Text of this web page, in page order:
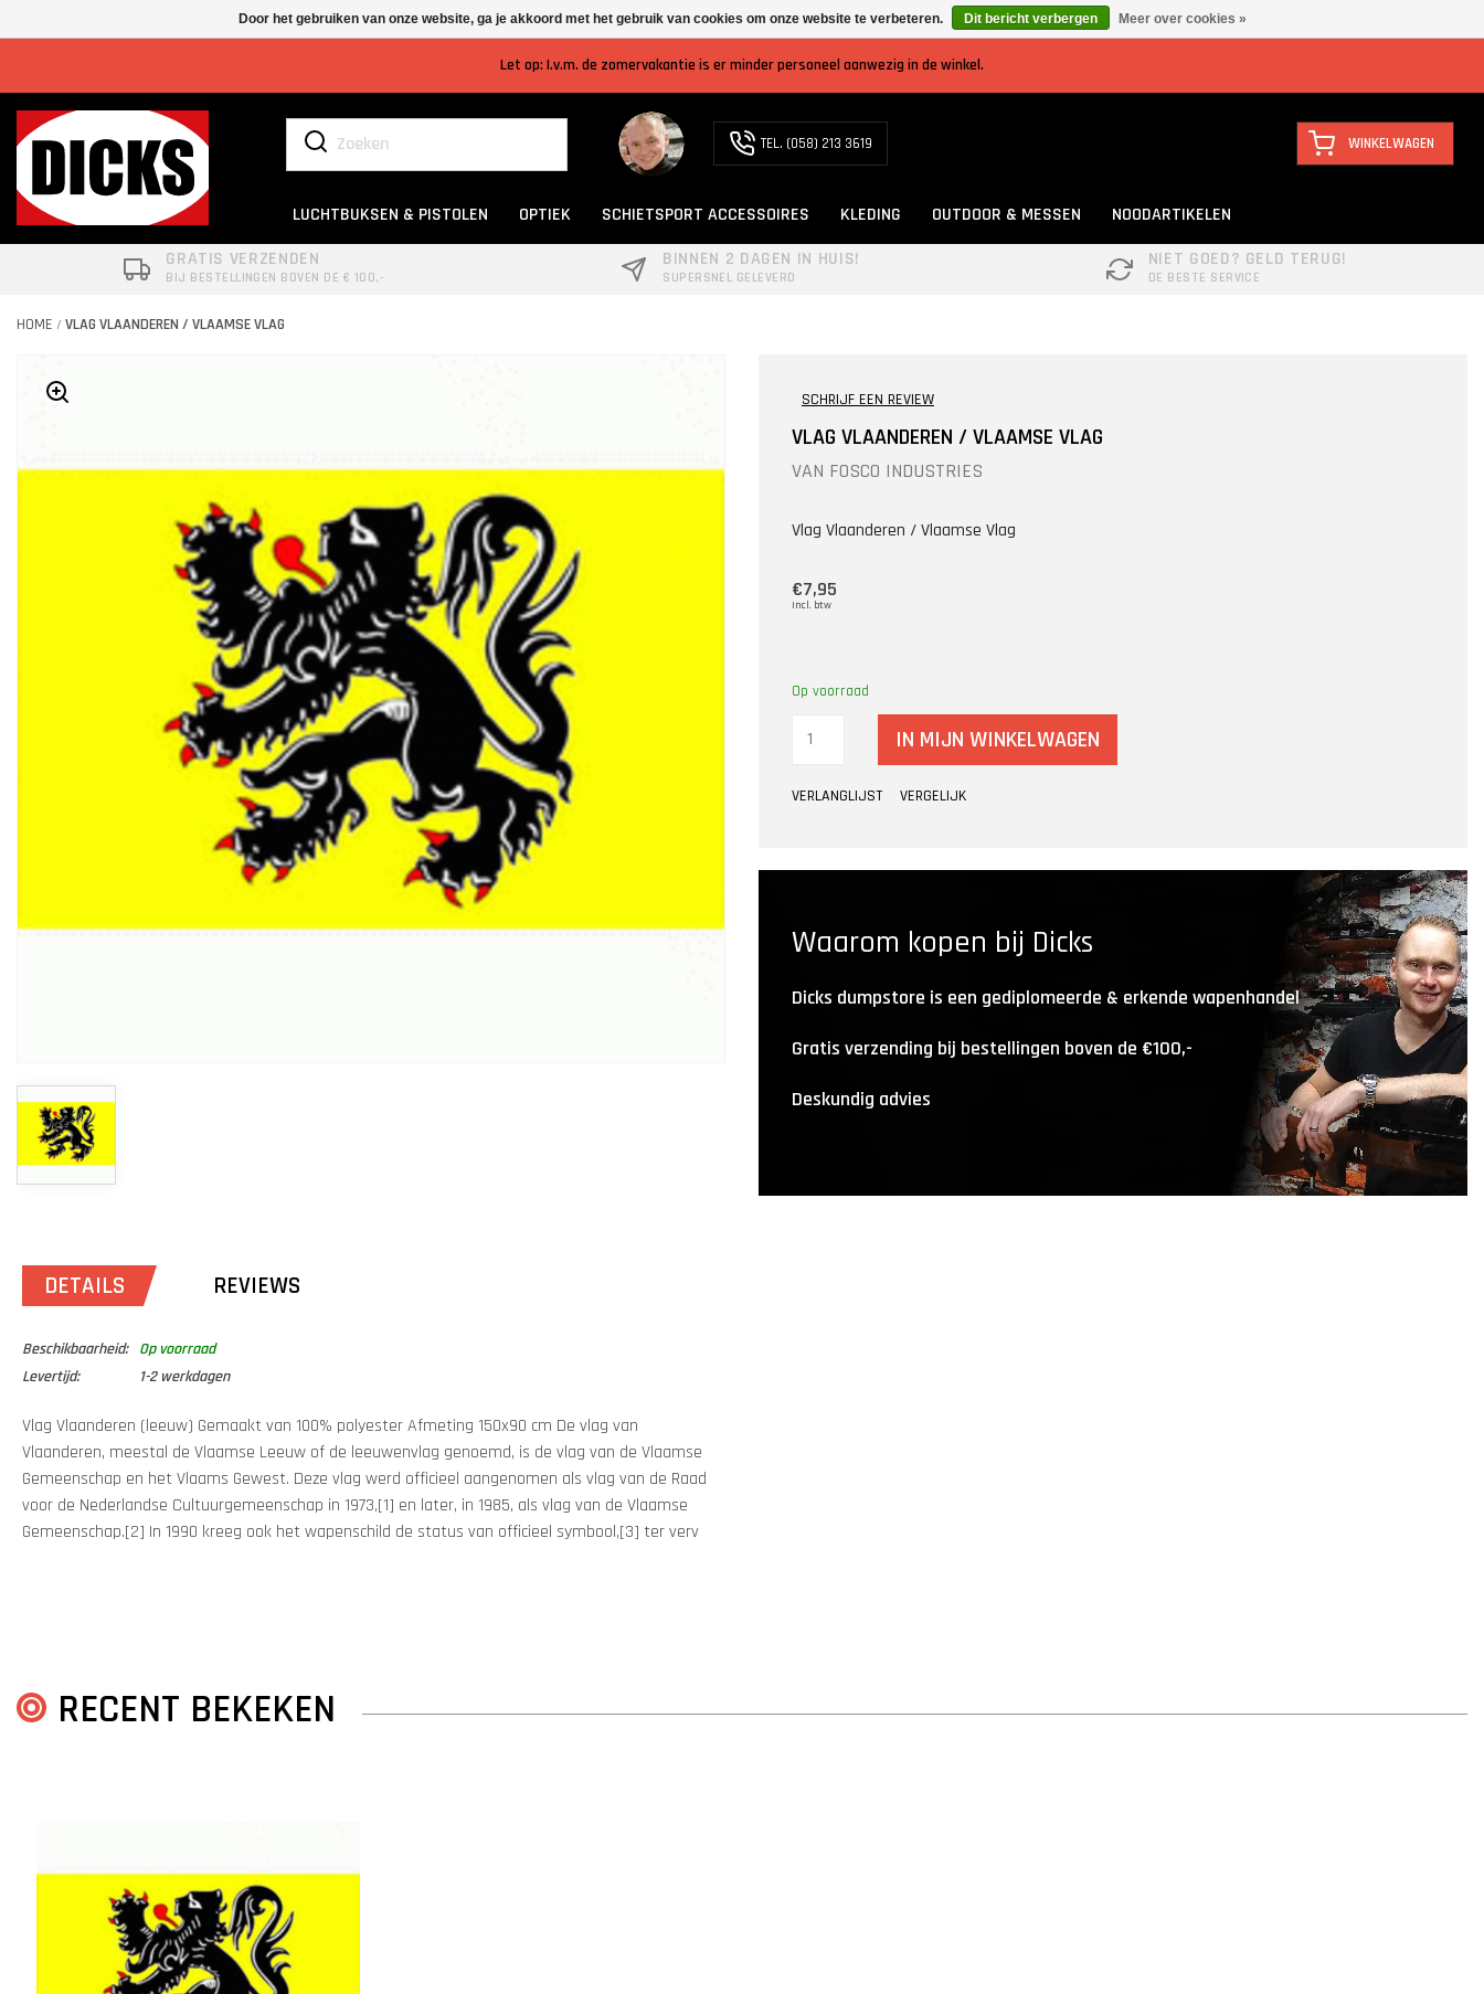
Let op: I.v.m. de zomervakantie is er minder personeel aanwezig in de winkel.
TEL. (058) 213 3619 WINKELWAGEN
LUCHTBUKSEN & PISTOLEN OPTIEK SCHIETSPORT ACCESSOIRES KLEDING OUTDOOR & MESSEN
NOODARTIKELEN
GRATIS VERZENDEN
BIJ BESTELLINGEN BOVEN DE € 100,-
BINNEN 2 DAGEN IN HUIS!
SUPERSNEL GELEVERD
NIET GOED? GELD TERUG!
DE BESTE SERVICE
HOME / VLAG VLAANDEREN / VLAAMSE VLAG
DETAILS REVIEWS
Beschikbaarheid:
Op voorraad
Levertijd:
1-2 werkdagen
Vlag Vlaanderen (leeuw) Gemaakt van 100% polyester Afmeting 150x90 cm De vlag van
Vlaanderen, meestal de Vlaamse Leeuw of de leeuwenvlag genoemd, is de vlag van de Vlaamse
Gemeenschap en het Vlaams Gewest. Deze vlag werd officieel aangenomen als vlag van de Raad
voor de Nederlandse Cultuurgemeenschap in 1973,[1] en later, in 1985, als vlag van de Vlaamse
Gemeenschap.[2] In 1990 kreeg ook het wapenschild de status van officieel symbool,[3] ter verv
SCHRIJF EEN REVIEW
VLAG VLAANDEREN / VLAAMSE VLAG
VAN FOSCO INDUSTRIES
Vlag Vlaanderen / Vlaamse Vlag
€7,95
Incl. btw
Op voorraad
IN MIJN WINKELWAGEN
VERLANGLIJST VERGELIJK
Waarom kopen bij Dicks
Dicks dumpstore is een gediplomeerde & erkende wapenhandel
Gratis verzending bij bestellingen boven de €100,-
Deskundig advies
RECENT BEKEKEN
Door het gebruiken van onze website, ga je akkoord met het gebruik van cookies om onze website te verbeteren. Dit bericht verbergen Meer over cookies »